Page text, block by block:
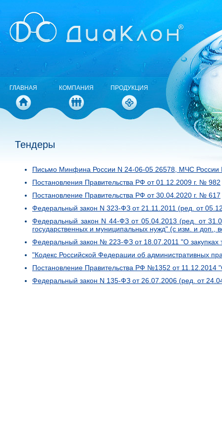
ГЛАВНАЯ КОМПАНИЯ ПРОДУКЦИЯ
Тендеры
Письмо Минфина России N 24-06-05 26578, МЧС
Постановления Правительства РФ от 01.12.2009 г. № 982
Постановление Правительства РФ от 30.04.2020 г. № 617
Федеральный закон N 323-ФЗ от 21.11.2011 (ред. от
Федеральный закон N 44-ФЗ от 05.04.2013 (ред. от
государственных и муниципальных нужд" (с изм. и доп.,
Федеральный закон № 223-ФЗ от 18.07.2011 "О закупках
"Кодекс Российской Федерации об административных
Постановление Правительства РФ №1352 от 11.12.2014
Федеральный закон N 135-ФЗ от 26.07.2006 (ред. от